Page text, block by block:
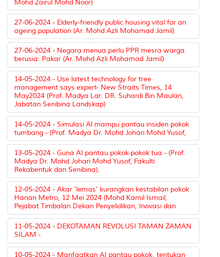
Mohd Zairul Mohd Noor)
27-06-2024 - Elderly-friendly public housing vital for an
ageing population (Ar. Mohd Azli Mohamad Jamil)
27-06-2024 - Negara menua perlu PPR mesra warga
berusia: Pakar (Ar. Mohd Azli Mohamad Jamil)
14-05-2024 - Use latest technology for tree
management says expert- New Straits Times, 14
May2024 (Prof. Madya Lar. DR. Suhardi Bin Maulan,
Jabatan Senibina Landskap)
14-05-2024 - Simulasi Al mampu pantau insiden pokok
tumbang - (Prof. Madya Dr. Mohd Johari Mohd Yusof,
13-05-2024 - Guna AI pantau pokok-pokok tua - (Prof.
Madya Dr. Mohd Johari Mohd Yusof, Fakulti
Rekabentuk dan Senibina).
12-05-2024 - Akar 'lemas' kurangkan kestabilan pokok
Harian Metro, 12 Mei 2024 (Mohd Kamil Ismail,
Pejabat Timbalan Dekan Penyelidikan, Inovasi dan
11-05-2024 - DEKOTAMAN REVOLUSI TAMAN ZAMAN
SILAM -
10-05-2024 - Manfaatkan AI pantau pokok, tentukan